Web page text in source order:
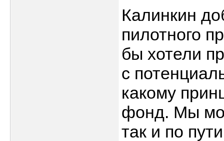
Калинкин
пилотного
бы хотели
с
какому
фонд. Мы
так и по